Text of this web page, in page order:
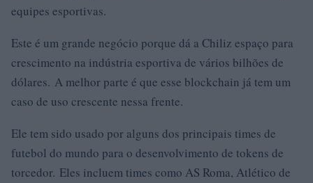
equipes esportivas.
Este é um grande negócio porque dá a Chiliz espaço para
crescimento na indústria esportiva de vários bilhões de
dólares. A melhor parte é que esse blockchain já tem um
caso de uso crescente nessa frente.
Ele tem sido usado por alguns dos principais times de
futebol do mundo para o desenvolvimento de tokens de
torcedor. Eles incluem times como AS Roma, Atlético de